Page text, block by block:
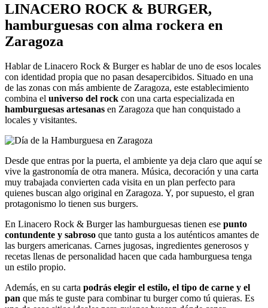
LINACERO ROCK & BURGER,
hamburguesas con alma rockera en
Zaragoza
Hablar de Linacero Rock & Burger es hablar de uno de esos locales
con identidad propia que no pasan desapercibidos. Situado en una
de las zonas con más ambiente de Zaragoza, este establecimiento
combina el universo del rock con una carta especializada en
hamburguesas artesanas en Zaragoza que han conquistado a
locales y visitantes.
Desde que entras por la puerta, el ambiente ya deja claro que aquí se
vive la gastronomía de otra manera. Música, decoración y una carta
muy trabajada convierten cada visita en un plan perfecto para
quienes buscan algo original en Zaragoza. Y, por supuesto, el gran
protagonismo lo tienen sus burgers.
En Linacero Rock & Burger las hamburguesas tienen ese punto
contundente y sabroso que tanto gusta a los auténticos amantes de
las burgers americanas. Carnes jugosas, ingredientes generosos y
recetas llenas de personalidad hacen que cada hamburguesa tenga
un estilo propio.
Además, en su carta podrás elegir el estilo, el tipo de carne y el
pan que más te guste para combinar tu burger como tú quieras. Es